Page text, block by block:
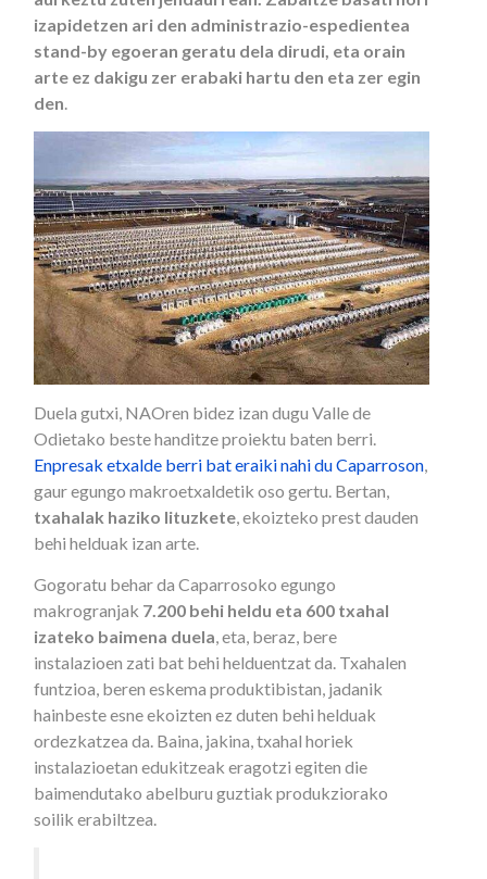
izapidetzen ari den administrazio-espedientea
stand-by egoeran geratu dela dirudi, eta orain
arte ez dakigu zer erabaki hartu den eta zer egin
den.
Duela gutxi, NAOren bidez izan dugu Valle de
Odietako beste handitze proiektu baten berri.
Enpresak etxalde berri bat eraiki nahi du Caparroson,
gaur egungo makroetxaldetik oso gertu. Bertan,
txahalak haziko lituzkete, ekoizteko prest dauden
behi helduak izan arte.
Gogoratu behar da Caparrosoko egungo
makrogranjak 7.200 behi heldu eta 600 txahal
izateko baimena duela, eta, beraz, bere
instalazioen zati bat behi helduentzat da. Txahalen
funtzioa, beren eskema produktibistan, jadanik
hainbeste esne ekoizten ez duten behi helduak
ordezkatzea da. Baina, jakina, txahal horiek
instalazioetan edukitzeak eragotzi egiten die
baimendutako abelburu guztiak produkziorako
soilik erabiltzea.